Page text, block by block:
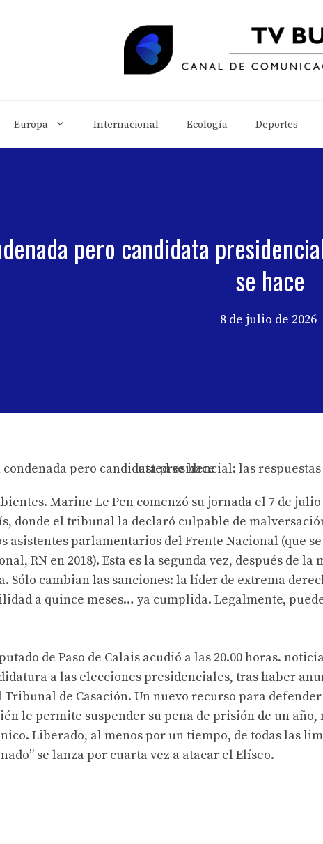
Europa Internacional Ecología Deportes
pero candidata
se hace
8 de julio de 2026
Marine Le Pen comenzó su jornada el 7 de
donde el tribunal la declaró culpable de
asistentes parlamentarios del Frente Nacional (que
RN en 2018). Esta es la segunda vez, después de la
Sólo cambian las sanciones: la líder de extrema
a quince meses… ya cumplida. Legalmente,
de Paso de Calais acudió a las 20.00 horas.
a las elecciones presidenciales, tras haber
de Casación. Un nuevo recurso para
le permite suspender su pena de prisión de un
Liberado, al menos por un tiempo, de todas las
se lanza por cuarta vez a atacar el Elíseo.